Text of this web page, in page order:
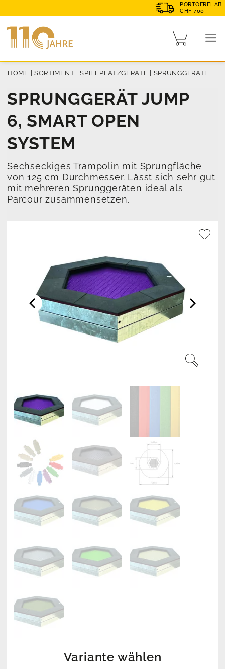
PORTOFREI AB
CHF 700
HOME | SORTIMENT |SPIELPLATZGERÄTE | SPRUNGGERÄTE
SPRUNGGERÄT JUMP
6, SMART OPEN
SYSTEM
Sechseckiges Trampolin mit Sprungfläche
von 125 cm Durchmesser. Lässt sich sehr gut
mit mehreren Sprunggeräten ideal als
Parcour zusammensetzen.
Variante wählen